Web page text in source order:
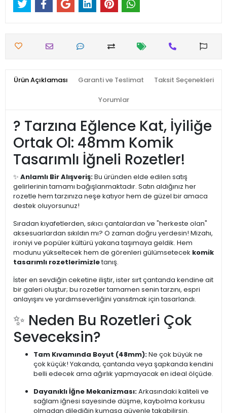
Ürün Açıklaması Garanti ve Teslimat Taksit Seçenekleri
Yorumlar
? Tarzına Eğlence Kat, İyiliğe
Ortak Ol: 48mm Komik
Tasarımlı İğneli Rozetler!
✨ Anlamlı Bir Alışveriş:Bu üründen elde edilen satış
gelirlerinin tamamı bağışlanmaktadır. Satın aldığınız her
rozetle hem tarzınıza neşe katıyor hem de güzel bir amaca
destek oluyorsunuz!
Sıradan kıyafetlerden, sıkıcı çantalardan ve "herkeste olan"
aksesuarlardan sıkıldın mı? O zaman doğru yerdesin! Mizahı,
ironiyi ve popüler kültürü yakana taşımaya geldik. Hem
modunu yükseltecek hem de görenleri gülümsetecek komik
tasarımlı rozetlerimizletanış.
İster en sevdiğin ceketine iliştir, ister sırt çantanda kendine ait
bir galeri oluştur; bu rozetler tamamen senin tarzını, espri
anlayışını ve yardımseverliğini yansıtmak için tasarlandı.
✨ Neden Bu Rozetleri Çok
Seveceksin?
Tam Kıvamında Boyut (48mm):Ne çok büyük ne
çok küçük! Yakanda, çantanda veya şapkanda kendini
belli edecek ama ağırlık yapmayacak en ideal ölçüde.
Dayanıklı İğne Mekanizması:Arkasındaki kaliteli ve
sağlam iğnesi sayesinde düşme, kaybolma korkusu
olmadan dilediğin kumaşa güvenle takabilirsin.